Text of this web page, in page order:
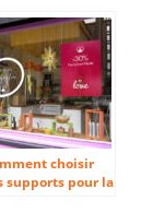
choisir
supports pour la